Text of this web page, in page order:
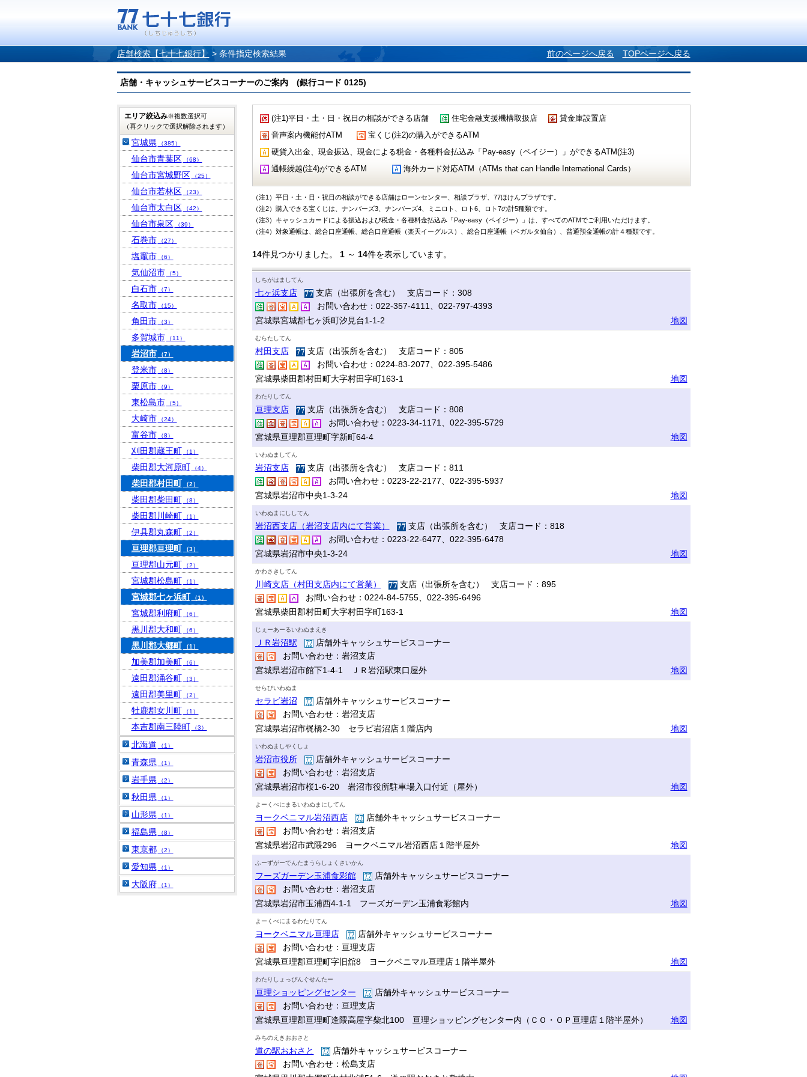
店舗検索【七十七銀行】 > 条件指定検索結果 前のページへ戻る TOPページへ戻る
店舗・キャッシュサービスコーナーのご案内 (銀行コード 0125)
(注1)平日・土・日・祝日の相談ができる店舗 住宅金融支援機構取扱店
貸金庫設置店
音声案内機能付ATM
宝くじ(注2)の購入ができるATM
硬貨入出金、現金振込、現金による税金・各種料金払込み「Pay-easy（ペイジー）」ができるATM(注3)
通帳繰越(注4)ができるATM
海外カード対応ATM（ATMs that can Handle International Cards）
（注1）平日・土・日・祝日の相談ができる店舗はローンセンター、相談プラザ、77ほけんプラザです。
（注2）購入できる宝くじは、ナンバーズ3、ナンバーズ4、ミニロト、ロト6、ロト7の計5種類です。
（注3）キャッシュカードによる振込および税金・各種料金払込み「Pay-easy（ペイジー）」は、すべてのATMでご利用いただけます。
（注4）対象通帳は、総合口座通帳、総合口座通帳（楽天イーグルス）、総合口座通帳（ベガルタ仙台）、普通預金通帳の計４種類です。
14件見つかりました。 1～ 14件を表示しています。
しちがはましてん
七ヶ浜支店
支店（出張所を含む） 支店コード：308
お問い合わせ：022-357-4111、022-797-4393
宮城県宮城郡七ヶ浜町汐見台1-1-2
地図
むらたしてん
村田支店
支店（出張所を含む） 支店コード：805
お問い合わせ：0224-83-2077、022-395-5486
宮城県柴田郡村田町大字村田字町163-1
地図
わたりしてん
亘理支店
支店（出張所を含む） 支店コード：808
お問い合わせ：0223-34-1171、022-395-5729
宮城県亘理郡亘理町字新町64-4
地図
いわぬましてん
岩沼支店
支店（出張所を含む） 支店コード：811
お問い合わせ：0223-22-2177、022-395-5937
宮城県岩沼市中央1-3-24
地図
いわぬまにししてん
岩沼西支店（岩沼支店内にて営業）
支店（出張所を含む） 支店コード：818
お問い合わせ：0223-22-6477、022-395-6478
宮城県岩沼市中央1-3-24
地図
かわさきしてん
川崎支店（村田支店内にて営業）
支店（出張所を含む） 支店コード：895
お問い合わせ：0224-84-5755、022-395-6496
宮城県柴田郡村田町大字村田字町163-1
地図
じぇーあーるいわぬまえき
ＪＲ岩沼駅
店舗外キャッシュサービスコーナー
お問い合わせ：岩沼支店
宮城県岩沼市館下1-4-1 ＪＲ岩沼駅東口屋外
地図
せらびいわぬま
セラビ岩沼
店舗外キャッシュサービスコーナー
お問い合わせ：岩沼支店
宮城県岩沼市梶橋2-30 セラビ岩沼店１階店内
地図
いわぬましやくしょ
岩沼市役所
店舗外キャッシュサービスコーナー
お問い合わせ：岩沼支店
宮城県岩沼市桜1-6-20 岩沼市役所駐車場入口付近（屋外）
地図
よーくべにまるいわぬまにしてん
ヨークベニマル岩沼西店
店舗外キャッシュサービスコーナー
お問い合わせ：岩沼支店
宮城県岩沼市武隈296 ヨークベニマル岩沼西店１階半屋外
地図
ふーずがーでんたまうらしょくさいかん
フーズガーデン玉浦食彩館
店舗外キャッシュサービスコーナー
お問い合わせ：岩沼支店
宮城県岩沼市玉浦西4-1-1 フーズガーデン玉浦食彩館内
地図
よーくべにまるわたりてん
ヨークベニマル亘理店
店舗外キャッシュサービスコーナー
お問い合わせ：亘理支店
宮城県亘理郡亘理町字旧舘8 ヨークベニマル亘理店１階半屋外
地図
わたりしょっぴんぐせんたー
亘理ショッピングセンター
店舗外キャッシュサービスコーナー
お問い合わせ：亘理支店
宮城県亘理郡亘理町逢隈高屋字柴北100 亘理ショッピングセンター内（ＣＯ・ＯＰ亘理店１階半屋外）
地図
みちのえきおおさと
道の駅おおさと
店舗外キャッシュサービスコーナー
お問い合わせ：松島支店
エリア絞込み※複数選択可
（再クリックで選択解除されます）
宮城県 （385）
仙台市青葉区 （68）
仙台市宮城野区 （25）
仙台市若林区 （23）
仙台市太白区 （42）
仙台市泉区 （39）
石巻市 （27）
塩竈市 （6）
気仙沼市 （5）
白石市 （7）
名取市 （15）
角田市 （3）
多賀城市 （11）
岩沼市 （7）
登米市 （8）
栗原市 （9）
東松島市 （5）
大崎市 （24）
富谷市 （8）
刈田郡蔵王町 （1）
柴田郡大河原町 （4）
柴田郡村田町 （2）
柴田郡柴田町 （8）
柴田郡川崎町 （1）
伊具郡丸森町 （2）
亘理郡亘理町 （3）
亘理郡山元町 （2）
宮城郡松島町 （1）
宮城郡七ヶ浜町 （1）
宮城郡利府町 （6）
黒川郡大和町 （6）
黒川郡大郷町 （1）
加美郡加美町 （6）
遠田郡涌谷町 （3）
遠田郡美里町 （2）
牡鹿郡女川町 （1）
本吉郡南三陸町 （3）
北海道 （1）
青森県 （1）
岩手県 （2）
秋田県 （1）
山形県 （1）
福島県 （8）
東京都 （2）
愛知県 （1）
大阪府 （1）